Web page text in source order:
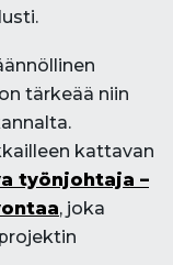
tärkeää niin
kattavan
työnjohtaja –
, joka